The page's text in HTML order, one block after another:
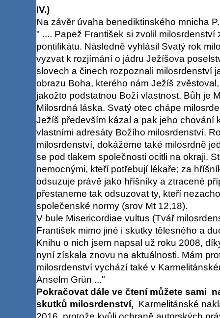
IV.)
Na závěr úvaha benediktinského mnicha
" .... Papež František si zvolil
pontifikátu. Následně vyhlásil Svatý rok
vyzvat k rozjímání o jádru Ježíšova
slovech a činech rozpoznali milosrdenství
obrazu Boha, kterého nám Ježíš
jakožto podstatnou Boží vlastnost. Bůh je
Milosrdná láska. Svatý otec chápe
Ježíš především kázal a pak jeho chování
vlastními adresáty Božího milosrdenství.
milosrdenství, dokážeme také milosrdně
se pod tlakem společnosti ocitli na okraji.
nemocnými, kteří potřebují lékaře; za
odsuzuje právě jako hříšníky a ztracené
přestaneme tak odsuzovat ty, kteří
společenské normy (srov Mt 12,18).
V bule Misericordiae vultus (Tvář
František mimo jiné i skutky tělesného a
Knihu o nich jsem napsal už roku 2008,
nyní získala znovu na aktuálnosti. Mám
milosrdenství vychází také v
Anselm Grün ..."
Pokračovat dále ve čtení můžete sami
skutků milosrdenství, Karmelitánské